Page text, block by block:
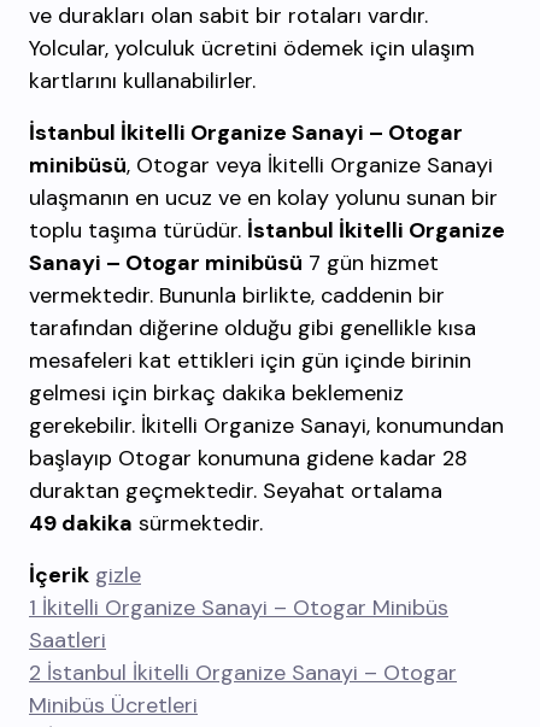
ve durakları olan sabit bir rotaları vardır.
Yolcular, yolculuk ücretini ödemek için ulaşım
kartlarını kullanabilirler.
İstanbul İkitelli Organize Sanayi – Otogar
minibüsü, Otogar veya İkitelli Organize Sanayi
ulaşmanın en ucuz ve en kolay yolunu sunan bir
toplu taşıma türüdür. İstanbul İkitelli Organize
Sanayi – Otogar minibüsü 7 gün hizmet
vermektedir. Bununla birlikte, caddenin bir
tarafından diğerine olduğu gibi genellikle kısa
mesafeleri kat ettikleri için gün içinde birinin
gelmesi için birkaç dakika beklemeniz
gerekebilir. İkitelli Organize Sanayi, konumundan
başlayıp Otogar konumuna gidene kadar 28
duraktan geçmektedir. Seyahat ortalama
49 dakika sürmektedir.
İçerik gizle
1 İkitelli Organize Sanayi – Otogar Minibüs
Saatleri
2 İstanbul İkitelli Organize Sanayi – Otogar
Minibüs Ücretleri